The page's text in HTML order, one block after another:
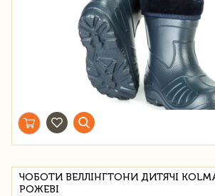
ЧОБОТИ ВЕЛЛІНГТОНИ ДИТЯЧІ
РОЖЕВІ